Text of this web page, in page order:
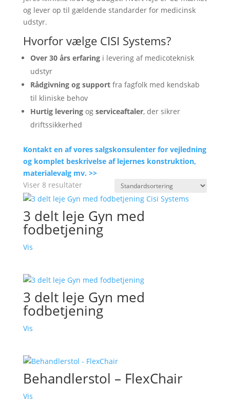
og lever op til gældende standarder for medicinsk
udstyr.
Hvorfor vælge CISI Systems?
Over 30 års erfaringi levering af medicoteknisk
udstyr
Rådgivning og supportfra fagfolk med kendskab
til kliniske behov
Hurtig leveringog serviceaftaler, der sikrer
driftssikkerhed
Kontakt en af vores salgskonsulenter for vejledning
og komplet beskrivelse af lejernes konstruktion,
materialevalg mv. >>
Viser 8 resultater
3 delt leje Gyn med
fodbetjening
Vis
3 delt leje Gyn med
fodbetjening
Vis
Behandlerstol – FlexChair
Vis